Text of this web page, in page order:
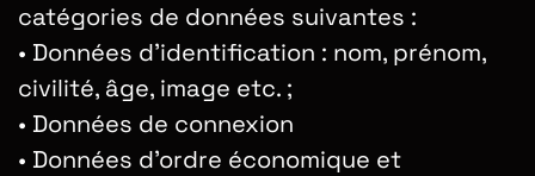
catégories de données suivantes :
• Données d’identification : nom, prénom,
civilité, âge, image etc. ;
• Données de connexion
• Données d’ordre économique et